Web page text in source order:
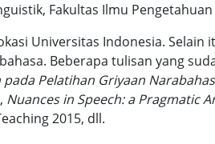
Fakultas Ilmu
Universitas Indonesia.
Beberapa tulisan yang
Pelatihan Griyaan
Nuances in Speech: a Pragmatic
2015, dll.